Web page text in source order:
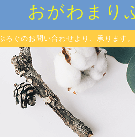
おがわまり
ろぐのお問い合わせより、承ります